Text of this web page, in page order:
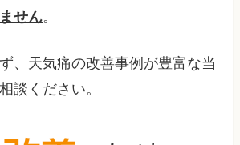
せん。
、天気痛の改善事例が豊富な当
談ください。